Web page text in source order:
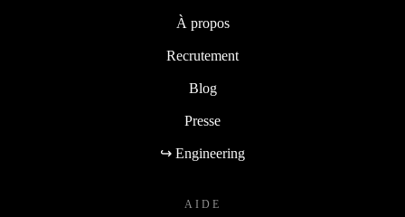
À propos
Recrutement
Blog
Presse
↪ Engineering
AIDE